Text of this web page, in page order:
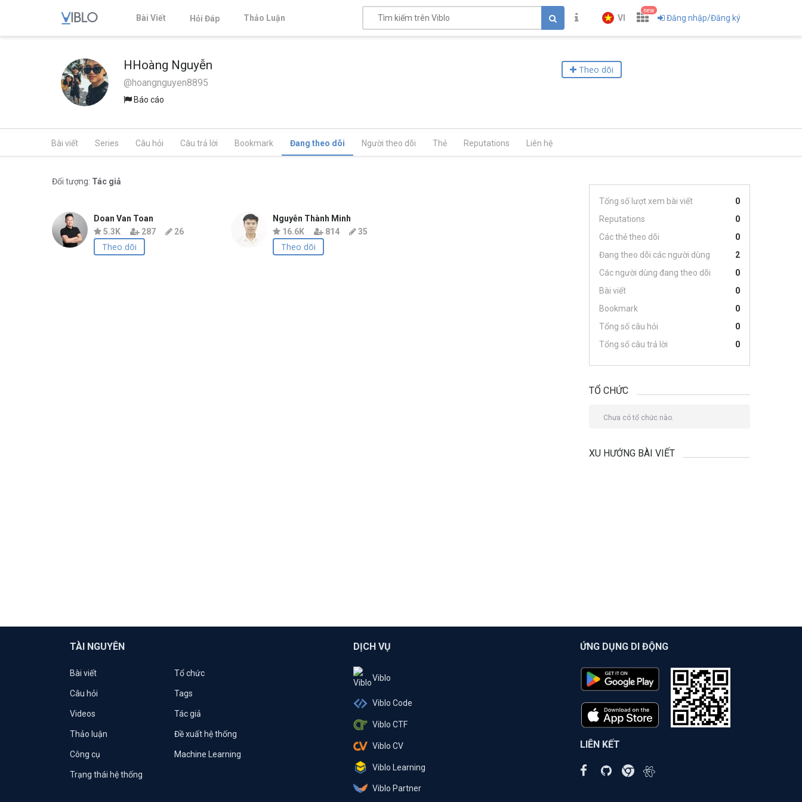
Bài Viết Hỏi Đáp Thảo Luận VI
new
Đăng nhập/Đăng ký
HHoàng Nguyễn
@hoangnguyen8895
Báo cáo
Theo dõi
Bài viết Series Câu hỏi Câu trả lời Bookmark Đang theo dõi Người theo dõi Thẻ Reputations Liên hệ
Đối tượng: Tác giả
Doan Van Toan
5.3K
287 26
Theo dõi
Nguyễn Thành Minh
16.6K
814 35
Theo dõi
Tổng số lượt xem bài viết
0
Reputations
0
Các thẻ theo dõi
0
Đang theo dõi các người dùng
2
Các người dùng đang theo dõi
0
Bài viết
0
Bookmark
0
Tổng số câu hỏi
0
Tổng số câu trả lời
0
TỔ CHỨC
Chưa có tổ chức nào.
XU HƯỚNG BÀI VIẾT
TÀI NGUYÊN
Bài viết Tổ chức
Câu hỏi Tags
Videos Tác giả
Thảo luận Đề xuất hệ thống
Công cụ Machine Learning
Trạng thái hệ thống
DỊCH VỤ
Viblo
Viblo Code
Viblo CTF
Viblo CV
Viblo Learning
Viblo Partner
ỨNG DỤNG DI ĐỘNG
LIÊN KẾT